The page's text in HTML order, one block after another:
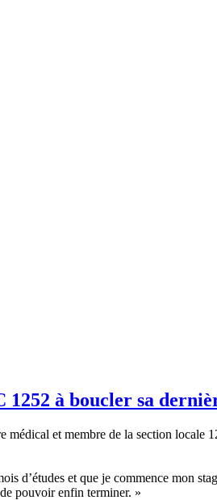
à boucler sa
et membre de la section locale
d’études et que je commence mon
pouvoir enfin terminer. »